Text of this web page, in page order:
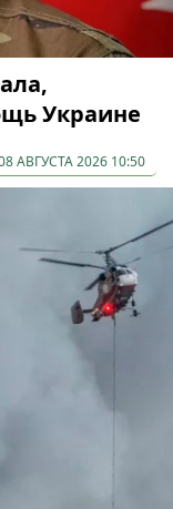
Украине
АВГУСТА 2026 10:50